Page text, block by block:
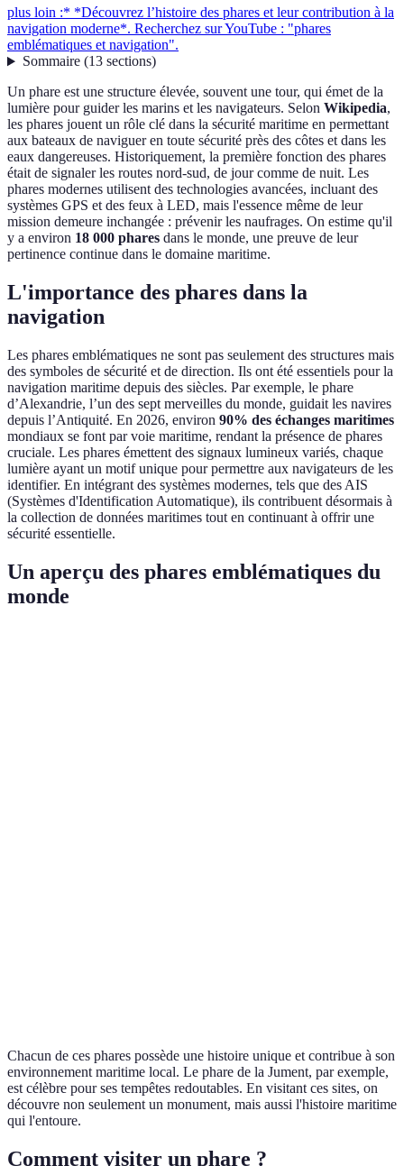
plus loin :* *Découvrez l’histoire des phares et leur contribution à la
navigation moderne*. Recherchez sur YouTube : "phares
emblématiques et navigation".
Sommaire(13 sections)
Un phare est une structure élevée, souvent une tour, qui émet de la
lumière pour guider les marins et les navigateurs. Selon Wikipedia,
les phares jouent un rôle clé dans la sécurité maritime en permettant
aux bateaux de naviguer en toute sécurité près des côtes et dans les
eaux dangereuses. Historiquement, la première fonction des phares
était de signaler les routes nord-sud, de jour comme de nuit. Les
phares modernes utilisent des technologies avancées, incluant des
systèmes GPS et des feux à LED, mais l'essence même de leur
mission demeure inchangée : prévenir les naufrages. On estime qu'il
y a environ 18 000 phares dans le monde, une preuve de leur
pertinence continue dans le domaine maritime.
L'importance des phares dans la
navigation
Les phares emblématiques ne sont pas seulement des structures mais
des symboles de sécurité et de direction. Ils ont été essentiels pour la
navigation maritime depuis des siècles. Par exemple, le phare
d’Alexandrie, l’un des sept merveilles du monde, guidait les navires
depuis l’Antiquité. En 2026, environ 90% des échanges maritimes
mondiaux se font par voie maritime, rendant la présence de phares
cruciale. Les phares émettent des signaux lumineux variés, chaque
lumière ayant un motif unique pour permettre aux navigateurs de les
identifier. En intégrant des systèmes modernes, tels que des AIS
(Systèmes d'Identification Automatique), ils contribuent désormais à
la collection de données maritimes tout en continuant à offrir une
sécurité essentielle.
Un aperçu des phares emblématiques du
monde
Chacun de ces phares possède une histoire unique et contribue à son
environnement maritime local. Le phare de la Jument, par exemple,
est célèbre pour ses tempêtes redoutables. En visitant ces sites, on
découvre non seulement un monument, mais aussi l'histoire maritime
qui l'entoure.
Comment visiter un phare ?